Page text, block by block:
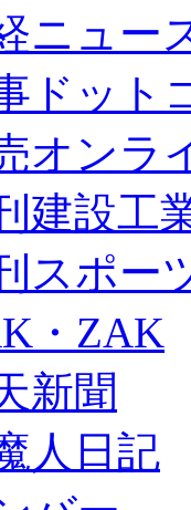
ニュー
ドット
オンラ
建設工
スポー
・ZAK
新聞
人日記